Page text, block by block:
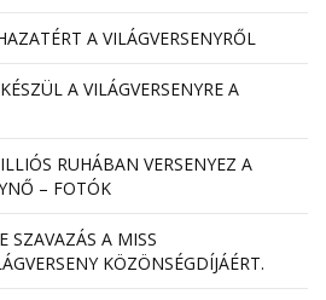
A VILÁGVERSENYRŐL
A VILÁGVERSENYRE A
RUHÁBAN VERSENYEZ A
– FOTÓK
SZAVAZÁS A MISS
KÖZÖNSÉGDÍJÁÉRT.